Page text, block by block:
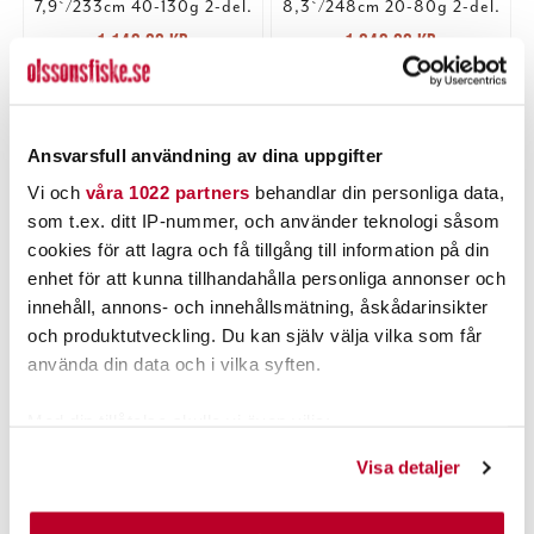
Ansvarsfull användning av dina uppgifter
Vi och våra 1022 partners behandlar din personliga data,
som t.ex. ditt IP-nummer, och använder teknologi såsom
cookies för att lagra och få tillgång till information på din
enhet för att kunna tillhandahålla personliga annonser och
innehåll, annons- och innehållsmätning, åskådarinsikter
och produktutveckling. Du kan själv välja vilka som får
använda din data och i vilka syften.
Identifiera din enhet genom att aktivt skanna den för
Visa detaljer
7,9`/233cm 40-130g 2-del.
Nuvarande pris
1 149,00 kr
1 299,95 kr
1 149,00 kr
1 299,95 kr
LÄGG I VARUKORGEN
8,3`/248cm 20-80g 2-del.
Nuvarande pris
Tidigare pris :
1 199,95 kr
1 049,00 kr
1 199,95 kr
LÄGG I VARUKORGEN
del.
Nuvarande pris: